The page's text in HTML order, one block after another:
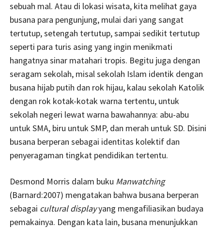
sebuah mal. Atau di lokasi wisata, kita melihat gaya
busana para pengunjung, mulai dari yang sangat
tertutup, setengah tertutup, sampai sedikit tertutup
seperti para turis asing yang ingin menikmati
hangatnya sinar matahari tropis. Begitu juga dengan
seragam sekolah, misal sekolah Islam identik dengan
busana hijab putih dan rok hijau, kalau sekolah Katolik
dengan rok kotak-kotak warna tertentu, untuk
sekolah negeri lewat warna bawahannya: abu-abu
untuk SMA, biru untuk SMP, dan merah untuk SD. Disini
busana berperan sebagai identitas kolektif dan
penyeragaman tingkat pendidikan tertentu.
Desmond Morris dalam buku Manwatching
(Barnard:2007) mengatakan bahwa busana berperan
sebagai cultural displayyang mengafiliasikan budaya
pemakainya. Dengan kata lain, busana menunjukkan